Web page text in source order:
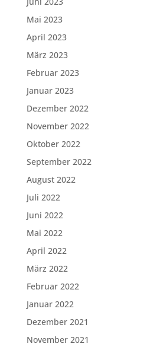
Mai 2023
April 2023
März 2023
Februar 2023
Januar 2023
Dezember 2022
November 2022
Oktober 2022
September 2022
August 2022
Juli 2022
Juni 2022
Mai 2022
April 2022
März 2022
Februar 2022
Januar 2022
Dezember 2021
November 2021